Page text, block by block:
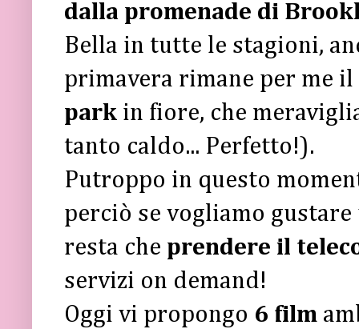
dalla promenade di
Bella in tutte le stagioni,
primavera rimane per me
park in fiore, che
tanto caldo... Perfetto!).
Putroppo in questo
perciò se vogliamo
resta che prendere il
servizi on demand!
Oggi vi propongo 6 film